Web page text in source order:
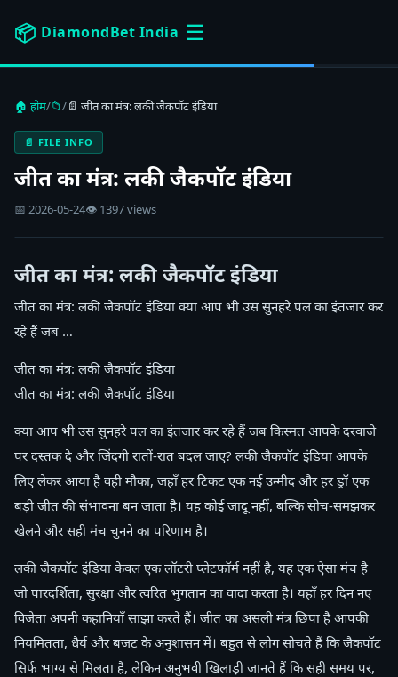
📦 DiamondBet India ☰
🏠 होम/📁/📄 जीत का मंत्र: लकी जैकपॉट इंडिया
📄 FILE INFO
जीत का मंत्र: लकी जैकपॉट इंडिया
📅 2026-05-24👁 1397 views
जीत का मंत्र: लकी जैकपॉट इंडिया
जीत का मंत्र: लकी जैकपॉट इंडिया क्या आप भी उस सुनहरे पल का इंतजार कर
रहे हैं जब …
जीत का मंत्र: लकी जैकपॉट इंडिया
जीत का मंत्र: लकी जैकपॉट इंडिया
क्या आप भी उस सुनहरे पल का इंतजार कर रहे हैं जब किस्मत आपके दरवाजे
पर दस्तक दे और जिंदगी रातों-रात बदल जाए? लकी जैकपॉट इंडिया आपके
लिए लेकर आया है वही मौका, जहाँ हर टिकट एक नई उम्मीद और हर ड्रॉ एक
बड़ी जीत की संभावना बन जाता है। यह कोई जादू नहीं, बल्कि सोच-समझकर
खेलने और सही मंच चुनने का परिणाम है।
लकी जैकपॉट इंडिया केवल एक लॉटरी प्लेटफॉर्म नहीं है, यह एक ऐसा मंच है
जो पारदर्शिता, सुरक्षा और त्वरित भुगतान का वादा करता है। यहाँ हर दिन नए
विजेता अपनी कहानियाँ साझा करते हैं। जीत का असली मंत्र छिपा है आपकी
नियमितता, धैर्य और बजट के अनुशासन में। बहुत से लोग सोचते हैं कि जैकपॉट
सिर्फ भाग्य से मिलता है, लेकिन अनुभवी खिलाड़ी जानते हैं कि सही समय पर,